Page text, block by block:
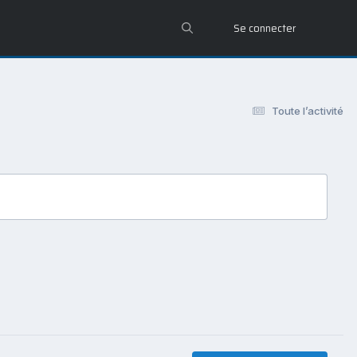
Se connecter
Toute l’activité